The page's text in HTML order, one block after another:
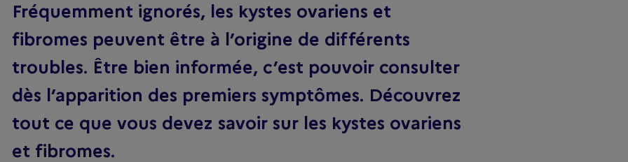
Fréquemment ignorés, les kystes ovariens et
fibromes peuvent être à l’origine de différents
troubles. Être bien informée, c’est pouvoir consulter
dès l’apparition des premiers symptômes. Découvrez
tout ce que vous devez savoir sur les kystes ovariens
et fibromes.